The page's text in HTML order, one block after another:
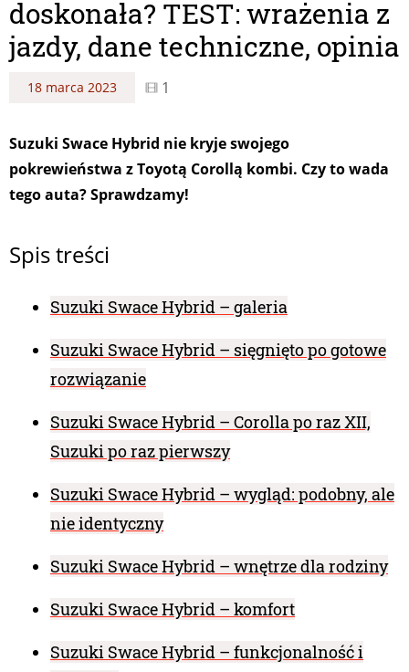
doskonała? TEST: wrażenia z
jazdy, dane techniczne, opinia
18 marca 2023 1
Suzuki Swace Hybrid nie kryje swojego
pokrewieństwa z Toyotą Corollą kombi. Czy to wada
tego auta? Sprawdzamy!
Spis treści
Suzuki Swace Hybrid – galeria
Suzuki Swace Hybrid – sięgnięto po gotowe
rozwiązanie
Suzuki Swace Hybrid – Corolla po raz XII,
Suzuki po raz pierwszy
Suzuki Swace Hybrid – wygląd: podobny, ale
nie identyczny
Suzuki Swace Hybrid – wnętrze dla rodziny
Suzuki Swace Hybrid – komfort
Suzuki Swace Hybrid – funkcjonalność i